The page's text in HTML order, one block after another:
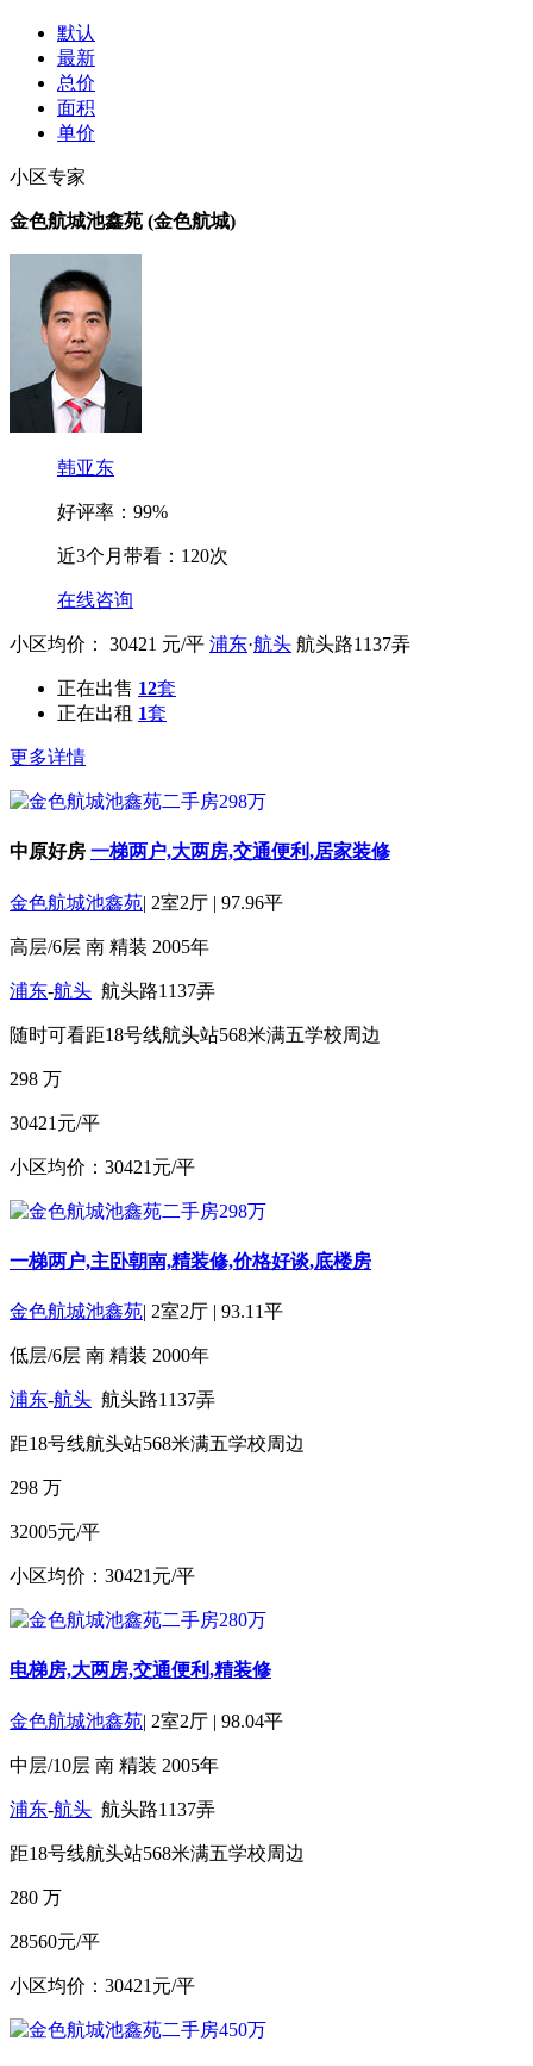
默认
最新
总价
面积
单价
小区专家
金色航城池鑫苑 (金色航城)
韩亚东
好评率：99%
近3个月带看：120次
在线咨询
小区均价： 30421 元/平 浦东·航头 航头路1137弄
正在出售 12套
正在出租 1套
更多详情
中原好房 一梯两户,大两房,交通便利,居家装修
金色航城池鑫苑| 2室2厅 | 97.96平
高层/6层 南 精装 2005年
浦东-航头 航头路1137弄
随时可看距18号线航头站568米满五学校周边
298 万
30421元/平
小区均价：30421元/平
一梯两户,主卧朝南,精装修,价格好谈,底楼房
金色航城池鑫苑| 2室2厅 | 93.11平
低层/6层 南 精装 2000年
浦东-航头 航头路1137弄
距18号线航头站568米满五学校周边
298 万
32005元/平
小区均价：30421元/平
电梯房,大两房,交通便利,精装修
金色航城池鑫苑| 2室2厅 | 98.04平
中层/10层 南 精装 2005年
浦东-航头 航头路1137弄
距18号线航头站568米满五学校周边
280 万
28560元/平
小区均价：30421元/平